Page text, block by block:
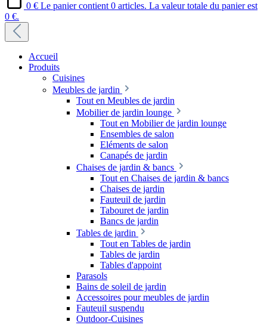
0 € Le panier contient 0 articles. La valeur totale du panier est
0 €.
Accueil
Produits
Cuisines
Meubles de jardin
Tout en Meubles de jardin
Mobilier de jardin lounge
Tout en Mobilier de jardin lounge
Ensembles de salon
Eléments de salon
Canapés de jardin
Chaises de jardin & bancs
Tout en Chaises de jardin & bancs
Chaises de jardin
Fauteuil de jardin
Tabouret de jardin
Bancs de jardin
Tables de jardin
Tout en Tables de jardin
Tables de jardin
Tables d'appoint
Parasols
Bains de soleil de jardin
Accessoires pour meubles de jardin
Fauteuil suspendu
Outdoor-Cuisines